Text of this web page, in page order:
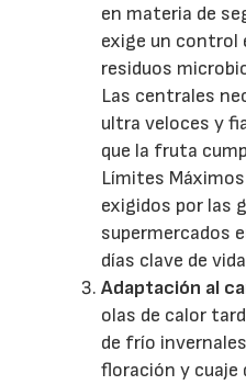
en materia de
exige un control
residuos
Las centrales
ultra veloces y
que la fruta
Límites Máximos
exigidos por las
supermercados
días clave de
Adaptación al
olas de calor
de frío
floración y